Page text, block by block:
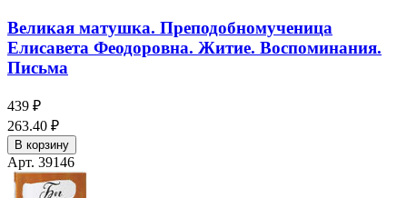
Великая матушка. Преподобномученица
Елисавета Феодоровна. Житие. Воспоминания.
Письма
439 ₽
263.40 ₽
В корзину
Арт. 39146